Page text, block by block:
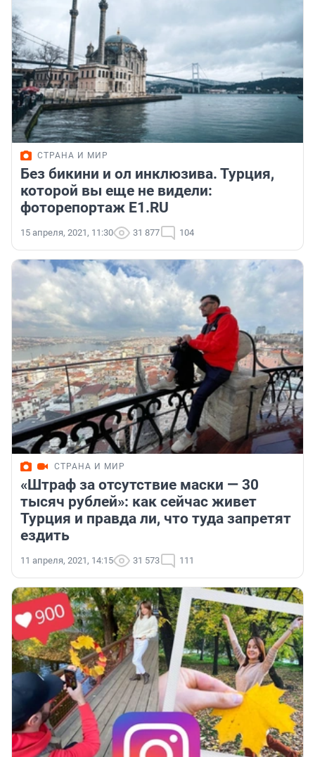
СТРАНА И МИР
Без бикини и ол инклюзива. Турция,
которой вы еще не видели:
фоторепортаж E1.RU
15 апреля, 2021, 11:30 31 877 104
СТРАНА И МИР
«Штраф за отсутствие маски — 30
тысяч рублей»: как сейчас живет
Турция и правда ли, что туда запретят
ездить
11 апреля, 2021, 14:15 31 573 111